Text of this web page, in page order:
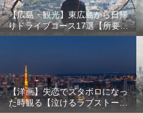
【広島・観光】東広島から日帰
りドライブコース17選【所要時
間別】
【洋画】失恋でズタボロになっ
た時観る【泣けるラブストーリ
ーまとめ】